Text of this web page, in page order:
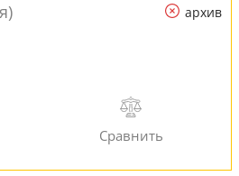
архив